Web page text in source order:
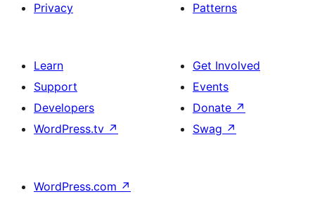
Privacy
Patterns
Learn
Support
Developers
WordPress.tv ↗
Get Involved
Events
Donate ↗
Swag ↗
WordPress.com ↗